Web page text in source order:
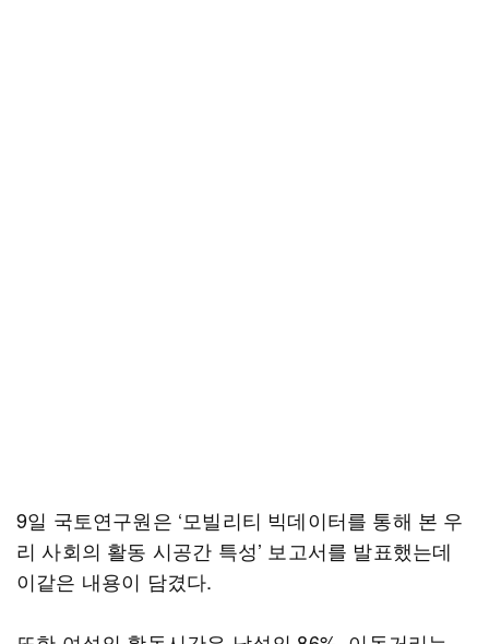
9일 국토연구원은 ‘모빌리티 빅데이터를 통해 본 우
리 사회의 활동 시공간 특성’ 보고서를 발표했는데
이같은 내용이 담겼다.